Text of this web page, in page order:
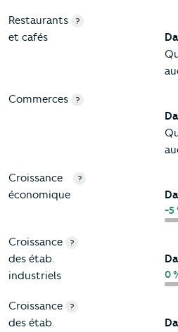
Restaurants
et cafés
?
Commerces ?
Croissance
économique
?
-5
Croissance
des étab.
industriels
?
0
Croissance
des étab.
?